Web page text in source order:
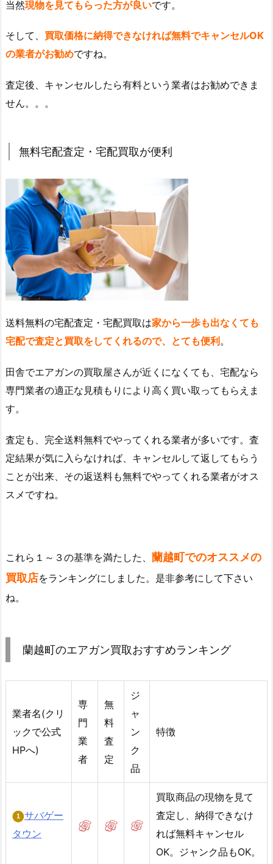
当然現物を見てもらった方が良いです。
そして、 買取価格に納得できなければ無料でキャンセルOK
の業者がお勧めですね。
査定後、キャンセルしたら有料という業者はお勧めできま
せん。。。
無料宅配査定・宅配買取が便利
送料無料の宅配査定・宅配買取は家から一歩も出なくても
宅配で査定と買取をしてくれるので、とても便利。
田舎でエアガンの買取屋さんが近くになくても、宅配なら
専門業者の適正な見積もりにより高く買い取ってもらえま
す。
査定も、完全送料無料でやってくれる業者が多いです。査
定結果が気に入らなければ、キャンセルして返してもらう
ことが出来、その返送料も無料でやってくれる業者がオス
スメですね。
これら１～３の基準を満たした、 蘭越町でのオススメの
買取店をランキングにしました。是非参考にして下さい
ね。
蘭越町のエアガン買取おすすめランキング
業者名(クリ
ックで公式
HPへ)
専
門
業
者
無
料
査
定
ジ
ャ
ン
ク
品
特徴
サバゲー
タウン
買取商品の現物を見て
査定し、納得できなけ
れば無料キャンセル
OK。ジャンク品もOK。